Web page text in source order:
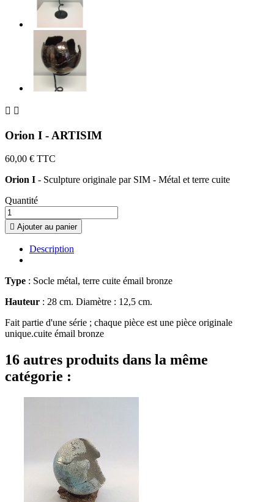
 
Orion I - ARTISIM
60,00 € TTC
Orion I - Sculpture originale par SIM - Métal et terre cuite
Quantité
 Ajouter au panier
Description
Type : Socle métal, terre cuite émail bronze
Hauteur : 28 cm. Diamètre : 12,5 cm.
Fait partie d'une série ; chaque pièce est une pièce originale
unique.cuite émail bronze
16 autres produits dans la même
catégorie :